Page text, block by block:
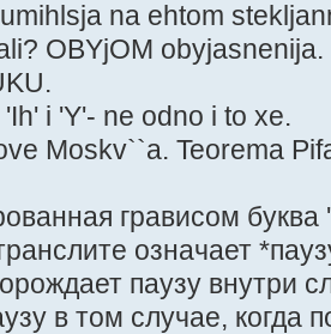
na ehtom
OBYjOM
i 'Y'- ne odno i to xe.
Moskv``a. Teorema
грависом
означает
паузу внутри
в том случае, когда